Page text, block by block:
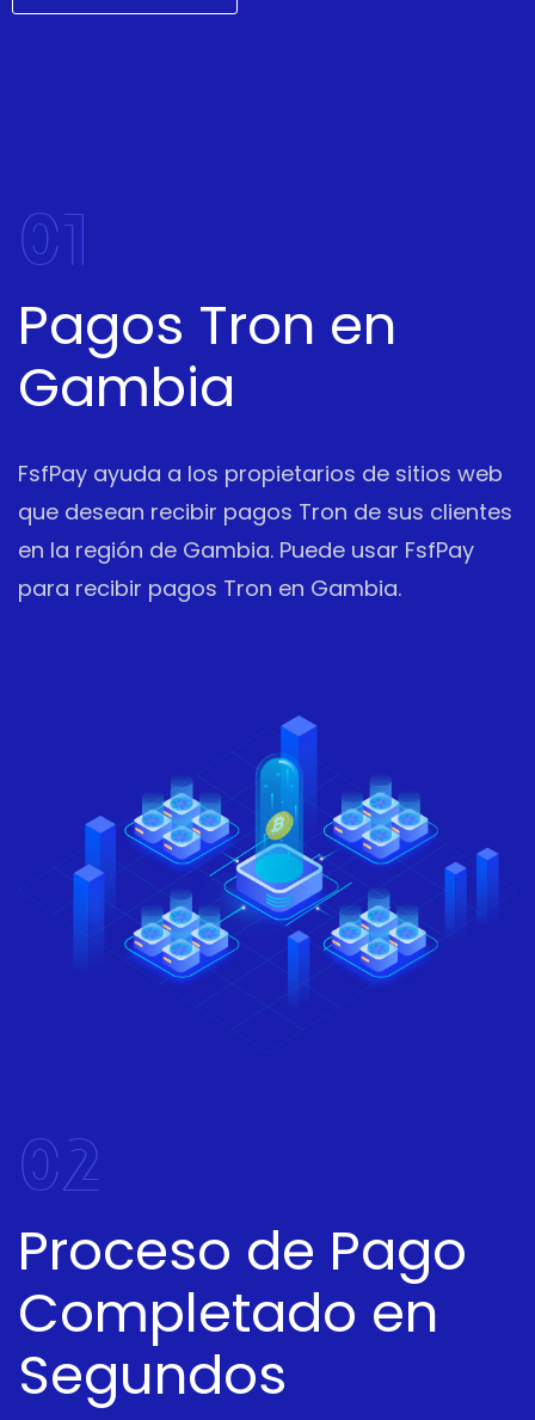
01
Pagos Tron en
Gambia
FsfPay ayuda a los propietarios de sitios web
que desean recibir pagos Tron de sus clientes
en la región de Gambia. Puede usar FsfPay
para recibir pagos Tron en Gambia.
02
Proceso de Pago
Completado en
Segundos